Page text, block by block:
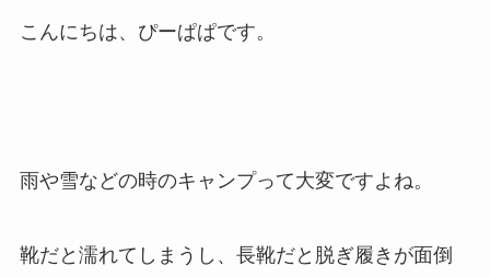
こんにちは、ぴーぱぱです。
雨や雪などの時のキャンプって大変ですよね。
靴だと濡れてしまうし、長靴だと脱ぎ履きが面倒